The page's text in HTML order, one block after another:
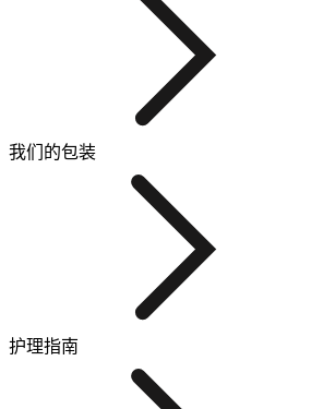
我们的包装
护理指南